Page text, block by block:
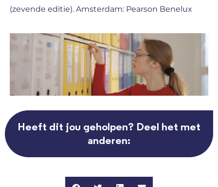
(zevende editie). Amsterdam: Pearson Benelux
Heeft dit jou geholpen? Deel het met
anderen: